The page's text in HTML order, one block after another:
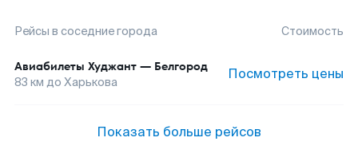
Рейсы в соседние города Стоимость
Авиабилеты Худжант — Белгород
83 км до Харькова Посмотреть цены
Показать больше рейсов